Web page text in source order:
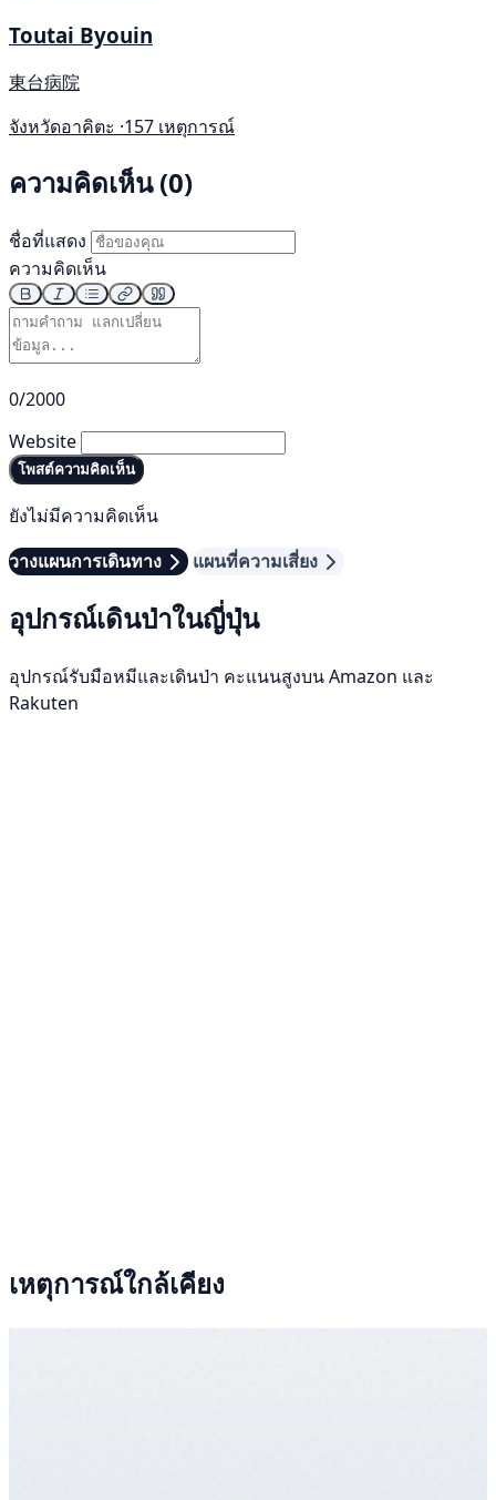
Toutai Byouin
東台病院
จังหวัดอาคิตะ ·157 เหตุการณ์
ความคิดเห็น (0)
ชื่อที่แสดง
ความคิดเห็น
0/2000
Website
โพสต์ความคิดเห็น
ยังไม่มีความคิดเห็น
วางแผนการเดินทาง
แผนที่ความเสี่ยง
อุปกรณ์เดินป่าในญี่ปุ่น
อุปกรณ์รับมือหมีและเดินป่า คะแนนสูงบน Amazon และ
Rakuten
เหตุการณ์ใกล้เคียง